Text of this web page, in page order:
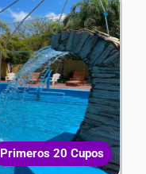
Primeros 20 Cupos